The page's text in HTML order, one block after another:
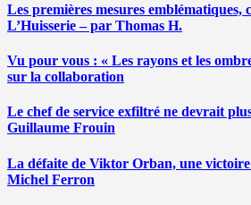
Les premières mesures emblématiques,
L’Huisserie – par Thomas H.
Vu pour vous : « Les rayons et les
sur la collaboration
Le chef de service exfiltré ne devrait
Guillaume Frouin
La défaite de Viktor Orban, une
Michel Ferron